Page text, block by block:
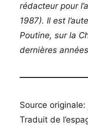
rédacteur pour
1987). Il est
Poutine, sur la
dernières
Source originale:
Traduit de